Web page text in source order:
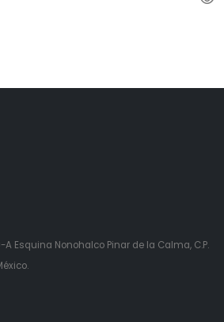
A Esquina Nonohalco Pinar de la Calma, C.P.